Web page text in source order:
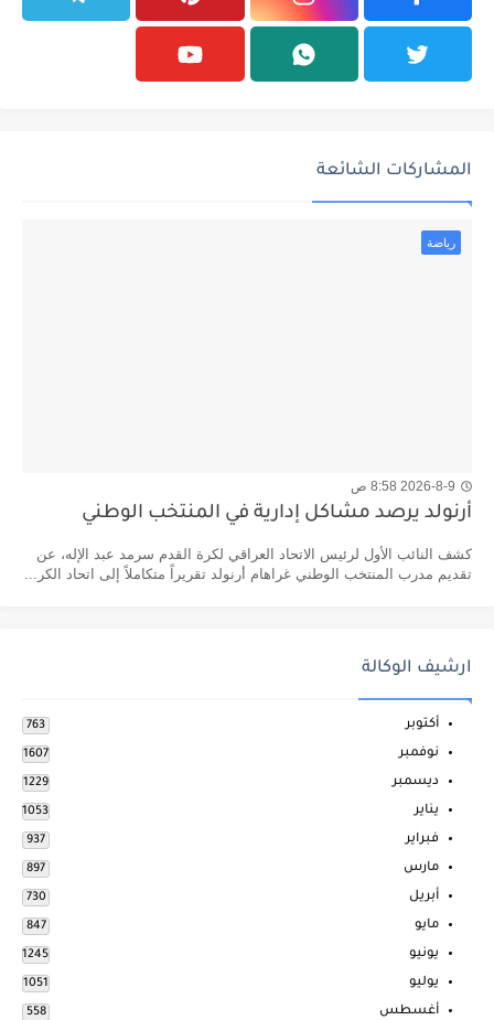
المشاركات الشائعة
رياضة
2026-8-9 8:58 ص
أرنولد يرصد مشاكل إدارية في المنتخب الوطني
كشف النائب الأول لرئيس الاتحاد العراقي لكرة القدم سرمد عبد الإله، عن
تقديم مدرب المنتخب الوطني غراهام أرنولد تقريراً متكاملاً إلى اتحاد الكر...
ارشيف الوكالة
أكتوبر 763
نوفمبر 1607
ديسمبر 1229
يناير 1053
فبراير 937
مارس 897
أبريل 730
مايو 847
يونيو 1245
يوليو 1051
أغسطس 558